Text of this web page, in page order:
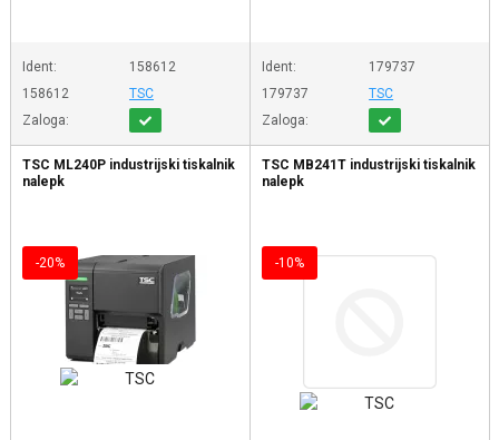
Ident:
158612
158612
TSC
Zaloga:
Ident:
179737
179737
TSC
Zaloga:
TSC ML240P industrijski tiskalnik
nalepk
-20%
TSC MB241T industrijski tiskalnik
nalepk
-10%